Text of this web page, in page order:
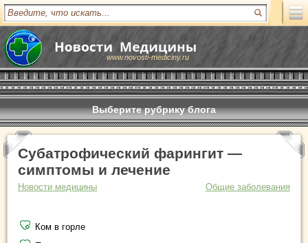
www.novosti-mediciny.ru
Выберите рубрику блога
Субатрофический фарингит —
симптомы и лечение
Новости медицины Общие заболевания
Ком в горле